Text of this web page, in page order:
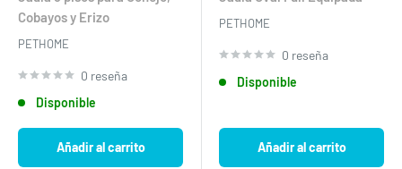
Cobayos y Erizo
PETHOME
0 reseña
Disponible
Añadir al carrito
PETHOME
0 reseña
Disponible
Añadir al carrito